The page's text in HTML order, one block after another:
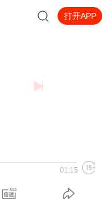
打开APP
01:15